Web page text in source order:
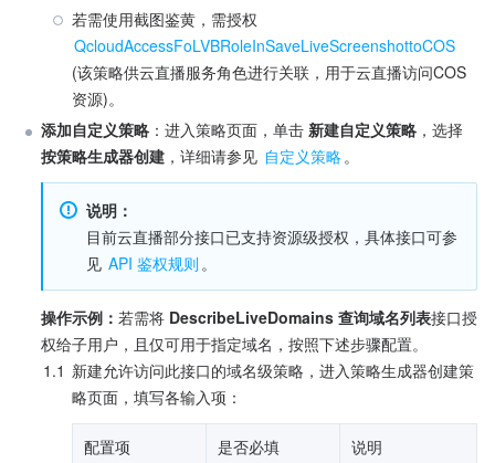
若需使用截图鉴黄，需授权
QcloudAccessFoLVBRoleInSaveLiveScreenshottoCOS
(该策略供云直播服务角色进行关联，用于云直播访问COS
资源)。
添加自定义策略 ：进入策略页面，单击 新建自定义策略 ，选择
按策略生成器创建 ，详细请参见 自定义策略 。
说明：
目前云直播部分接口已支持资源级授权，具体接口可参
见 API 鉴权规则 。
操作示例： 若需将 DescribeLiveDomains 查询域名列表接口授
权给子用户，且仅可用于指定域名，按照下述步骤配置。
1.1 新建允许访问此接口的域名级策略，进入策略生成器创建策
略页面，填写各输入项：
配置项 是否必填 说明